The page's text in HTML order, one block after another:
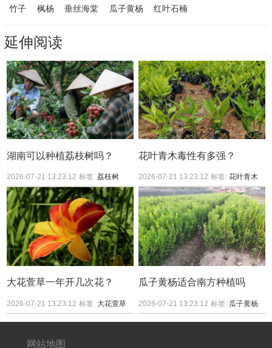
竹子
枫杨 垂丝海棠 瓜子黄杨 红叶石楠
延伸阅读
湖南可以种植荔枝树吗？
2026-07-21 13:23:12 标签:荔枝树
花叶青木毒性有多强？
2026-07-21 13:23:12 标签:花叶青木
大花萱草一年开几次花？
2026-07-21 13:23:12 标签: 大花萱草
瓜子黄杨适合南方种植吗
2026-07-21 13:23:12 标签: 瓜子黄杨
网站地图